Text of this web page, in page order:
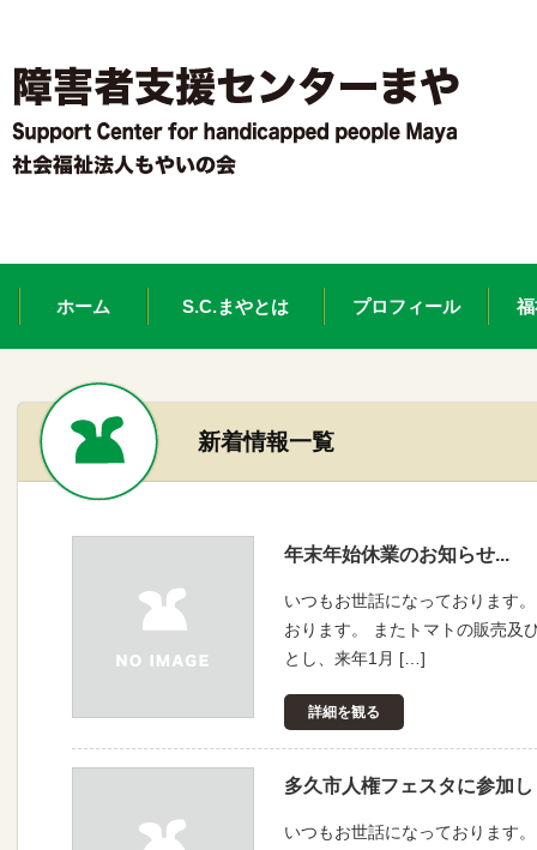
ホーム S.C.まやとは プロフィール
新着情報一覧
年末年始休業のお知らせ...
いつもお世話になっております
おります。 またトマトの販売及
とし、来年1月 […]
詳細を観る
多久市人権フェスタに参加
いつもお世話になっております